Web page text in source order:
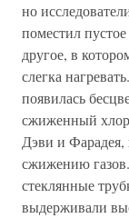
но
поместил
другое, в
слегка
появилась
сжиженный
Дэви и
сжижению
стеклянные
выдерживали